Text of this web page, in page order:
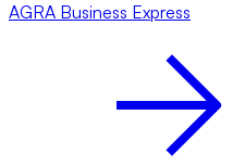
AGRA Business Express